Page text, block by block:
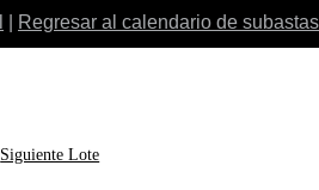
Regresar al calendario de subastas
Siguiente Lote